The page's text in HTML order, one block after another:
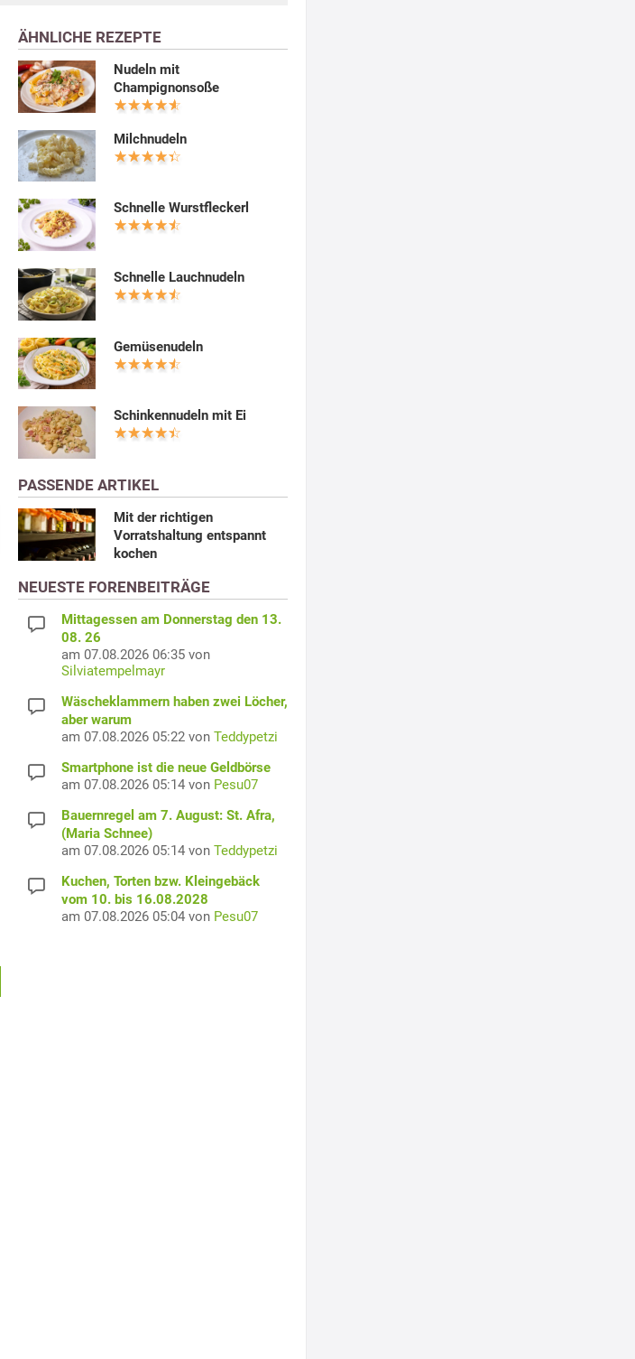
ÄHNLICHE REZEPTE
Nudeln mit
Champignonsoße
Milchnudeln
Schnelle Wurstfleckerl
Schnelle Lauchnudeln
Gemüsenudeln
Schinkennudeln mit Ei
PASSENDE ARTIKEL
Mit der richtigen
Vorratshaltung entspannt
kochen
NEUESTE FORENBEITRÄGE
Mittagessen am Donnerstag den 13.
08. 26
am 07.08.2026 06:35 von
Silviatempelmayr
Wäscheklammern haben zwei Löcher,
aber warum
am 07.08.2026 05:22 von Teddypetzi
Smartphone ist die neue Geldbörse
am 07.08.2026 05:14 von Pesu07
Bauernregel am 7. August: St. Afra,
(Maria Schnee)
am 07.08.2026 05:14 von Teddypetzi
Kuchen, Torten bzw. Kleingebäck
vom 10. bis 16.08.2028
am 07.08.2026 05:04 von Pesu07